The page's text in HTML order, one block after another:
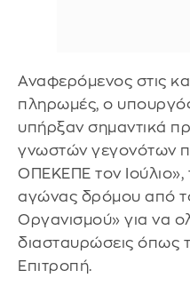
Αναφερόμενος στις
πληρωμές, ο
υπήρξαν σημαντικά
γνωστών γεγονότων
ΟΠΕΚΕΠΕ τον Ιούλιο»,
αγώνας δρόμου από
Οργανισμού» για να
διασταυρώσεις όπως
Επιτροπή.